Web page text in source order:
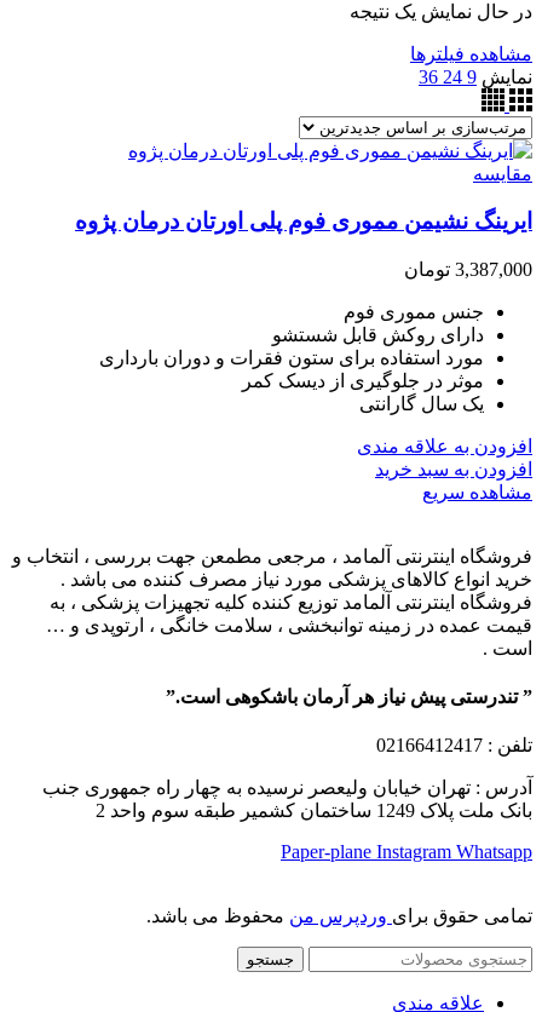
در حال نمایش یک نتیجه
مشاهده فیلترها
نمایش 9
24
36
مقایسه
ایرینگ نشیمن مموری فوم پلی اورتان درمان پژوه
3,387,000 تومان
جنس مموری فوم
دارای روکش قابل شستشو
مورد استفاده برای ستون فقرات و دوران بارداری
موثر در جلوگیری از دیسک کمر
یک سال گارانتی
افزودن به علاقه مندی
افزودن به سبد خرید
مشاهده سریع
فروشگاه اینترنتی آلمامد ، مرجعی مطمعن جهت بررسی ، انتخاب و
خرید انواع کالاهای پزشکی مورد نیاز مصرف کننده می باشد .
فروشگاه اینترنتی آلمامد توزیع کننده کلیه تجهیزات پزشکی ، به
قیمت عمده در زمینه توانبخشی ، سلامت خانگی ، ارتوپدی و …
است .
” تندرستی پیش نیاز هر آرمان باشکوهی است.”
تلفن : 02166412417
آدرس : تهران خیابان ولیعصر نرسیده به چهار راه جمهوری جنب
بانک ملت پلاک 1249 ساختمان کشمیر طبقه سوم واحد 2
Paper-plane Instagram Whatsapp
تمامی حقوق برای وردپرس من محفوظ می باشد.
جستجو
علاقه مندی